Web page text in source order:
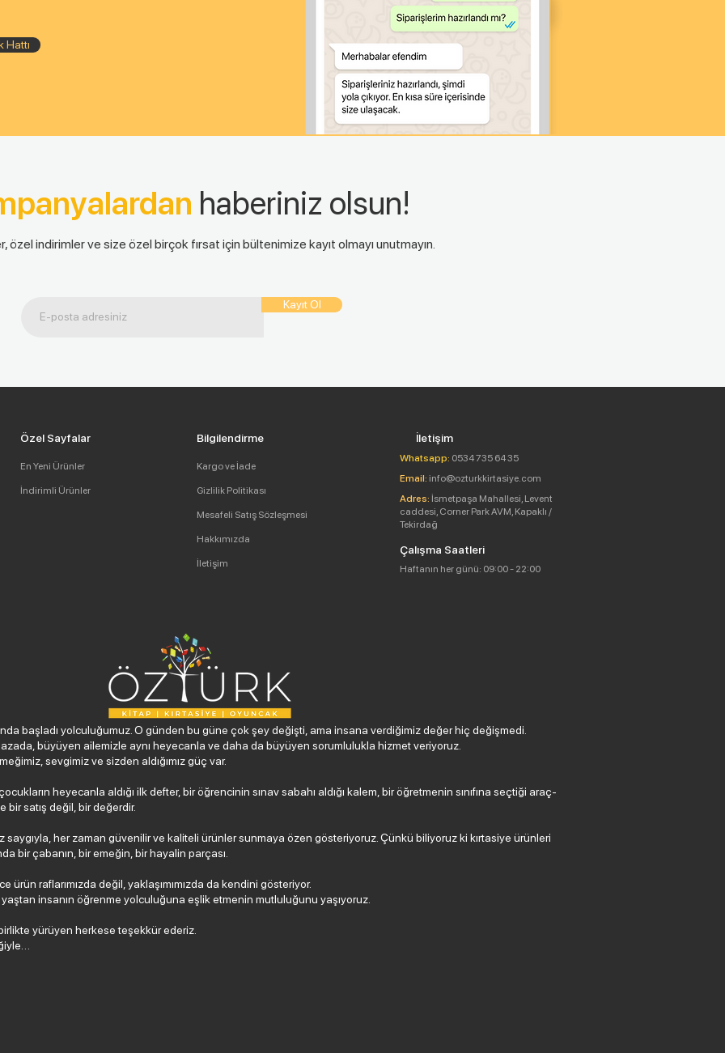
Hattı
haberiniz olsun!
özel indirimler ve size özel birçok fırsat için bültenimize kayıt olmayı unutmayın.
Kayıt Ol
Özel Sayfalar
En Yeni Ürünler
İndirimli Ürünler
Bilgilendirme
Kargo ve İade
Gizlilik Politikası
Mesafeli Satış Sözleşmesi
Hakkımızda
İletişim
İletişim
Whatsapp: 0534 735 64 35
Email: info@ozturkkirtasiye.com
Adres: İsmetpaşa Mahallesi, Levent
caddesi, Corner Park AVM, Kapaklı /
Tekirdağ
Çalışma Saatleri
Haftanın her günü: 09:00 - 22:00
başladı yolculuğumuz. O günden bu güne çok şey değişti, ama insana verdiğimiz değer hiç değişmedi.
büyüyen ailemizle aynı heyecanla ve daha da büyüyen sorumlulukla hizmet veriyoruz.
sevgimiz ve sizden aldığımız güç var.
heyecanla aldığı ilk defter, bir öğrencinin sınav sabahı aldığı kalem, bir öğretmenin sınıfına seçtiği araç-
satış değil, bir değerdir.
saygıyla, her zaman güvenilir ve kaliteli ürünler sunmaya özen gösteriyoruz. Çünkü biliyoruz ki kırtasiye ürünleri
bir çabanın, bir emeğin, bir hayalin parçası.
ürün raflarımızda değil, yaklaşımımızda da kendini gösteriyor.
insanın öğrenme yolculuğuna eşlik etmenin mutluluğunu yaşıyoruz.
yürüyen herkese teşekkür ederiz.